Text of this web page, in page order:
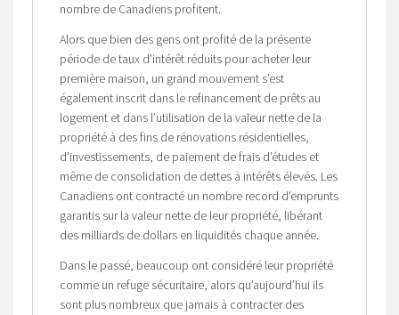
nombre de Canadiens profitent.
Alors que bien des gens ont profité de la présente
période de taux d’intérêt réduits pour acheter leur
première maison, un grand mouvement s’est
également inscrit dans le refinancement de prêts au
logement et dans l’utilisation de la valeur nette de la
propriété à des fins de rénovations résidentielles,
d’investissements, de paiement de frais d’études et
même de consolidation de dettes à intérêts élevés. Les
Canadiens ont contracté un nombre record d’emprunts
garantis sur la valeur nette de leur propriété, libérant
des milliards de dollars en liquidités chaque année.
Dans le passé, beaucoup ont considéré leur propriété
comme un refuge sécuritaire, alors qu’aujourd’hui ils
sont plus nombreux que jamais à contracter des